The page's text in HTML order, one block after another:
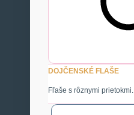
DOJČENSKÉ FLAŠE
Fľaše s rôznymi prietokmi.